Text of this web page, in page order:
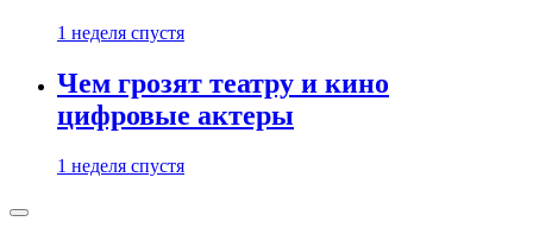
1 неделя спустя
Чем грозят театру и кино
цифровые актеры
1 неделя спустя